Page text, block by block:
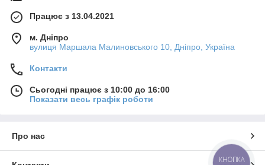
Працює з 13.04.2021
м. Дніпро
вулиця Маршала Малиновського 10, Дніпро, Україна
Контакти
Сьогодні працює з 10:00 до 16:00
Показати весь графік роботи
Про нас
КНОПКА